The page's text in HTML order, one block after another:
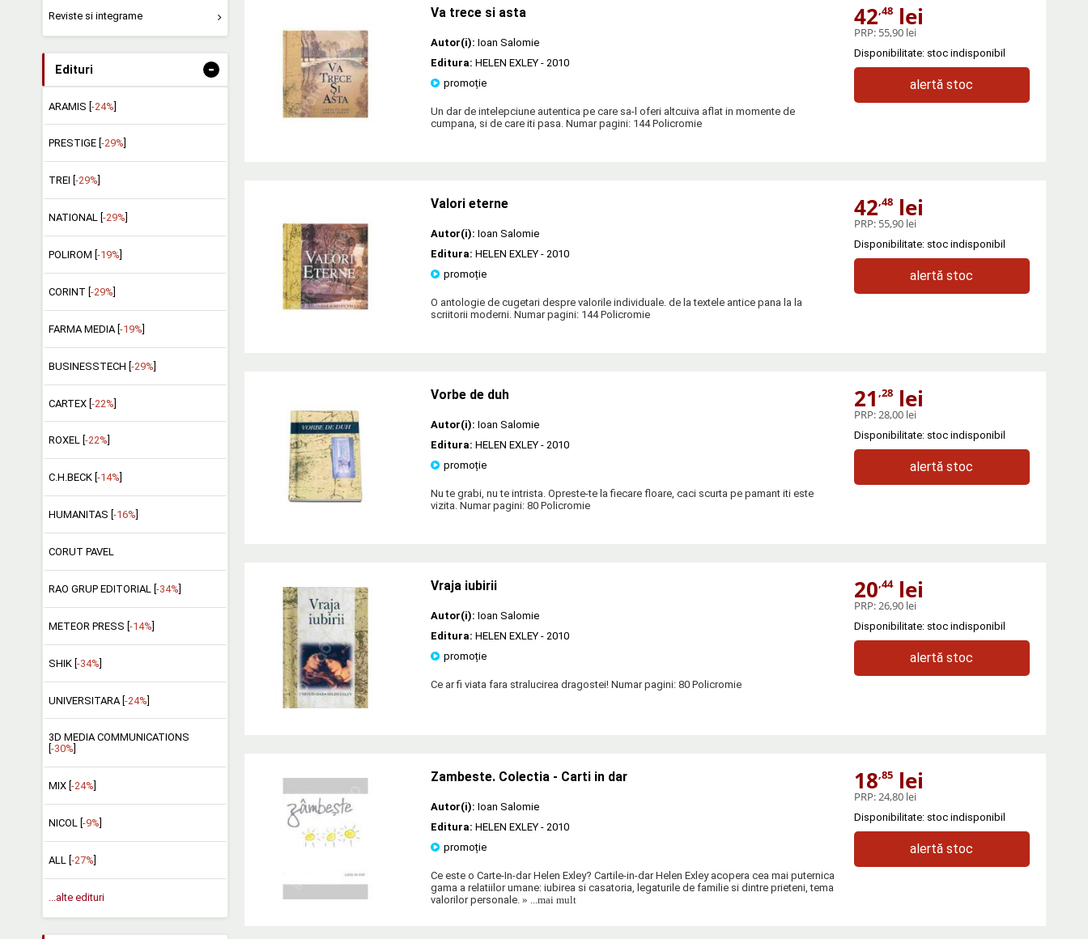
Reviste si integrame
Edituri -
ARAMIS [-24%]
PRESTIGE [ -29%
TREI [ -29%
NATIONAL [ -29%
POLIROM [ -19%
CORINT [ -29%
FARMA MEDIA [ -19%
BUSINESSTECH [-29%]
CARTEX [-22%]
ROXEL [ -22%
C.H.BECK [ -14%
HUMANITAS [ -16%
CORUT PAVEL
RAO GRUP EDITORIAL [ -34%
METEOR PRESS [ -14%
SHIK [-34%]
UNIVERSITARA [-24%]
3D MEDIA COMMUNICATIONS
-30%
MIX [ -24%
NICOL [ -9%
ALL [ -27%
...alte edituri
Va trece si asta
Autor(i): Ioan Salomie
Editura: HELEN EXLEY - 2010
promoție
Un dar de intelepciune autentica pe care sa-l oferi altcuiva aflat in momente de
cumpana, si de care iti pasa. Numar pagini: 144 Policromie
42,48lei
PRP: 55,90 lei
Disponibilitate: stoc indisponibil
alertă stoc
Valori eterne
Autor(i): Ioan Salomie
Editura: HELEN EXLEY - 2010
promoție
O antologie de cugetari despre valorile individuale. de la textele antice pana la la
scriitorii moderni. Numar pagini: 144 Policromie
42,48lei
PRP: 55,90 lei
Disponibilitate: stoc indisponibil
alertă stoc
Vorbe de duh
Autor(i): Ioan Salomie
Editura: HELEN EXLEY - 2010
promoție
Nu te grabi, nu te intrista. Opreste-te la fiecare floare, caci scurta pe pamant iti este
vizita. Numar pagini: 80 Policromie
21 ,28lei
PRP: 28,00 lei
Disponibilitate: stoc indisponibil
alertă stoc
Vraja iubirii
Autor(i): Ioan Salomie
Editura: HELEN EXLEY - 2010
promoție
Ce ar fi viata fara stralucirea dragostei! Numar pagini: 80 Policromie
20,44lei
PRP: 26,90 lei
Disponibilitate: stoc indisponibil
alertă stoc
Zambeste. Colectia - Carti in dar
Autor(i): Ioan Salomie
Editura: HELEN EXLEY - 2010
promoție
Ce este o Carte-In-dar Helen Exley? Cartile-in-dar Helen Exley acopera cea mai puternica
gama a relatiilor umane: iubirea si casatoria, legaturile de familie si dintre prieteni, tema
valorilor personale. » ...mai mult
18,85lei
PRP: 24,80 lei
Disponibilitate: stoc indisponibil
alertă stoc